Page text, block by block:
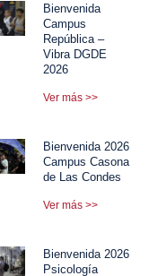
Bienvenida
Campus
República –
Vibra DGDE
2026
Ver más >>
Bienvenida 2026
Campus Casona
de Las Condes
Ver más >>
Bienvenida 2026
Psicología